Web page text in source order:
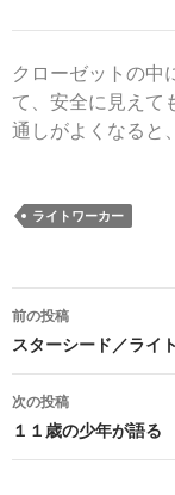
クローゼットの中
て、安全に見えて
通しがよくなると
ライトワーカー
投
稿
ナ
ビ
ゲ
前の投稿
スターシード／ライ
次の投稿
１１歳の少年が語る